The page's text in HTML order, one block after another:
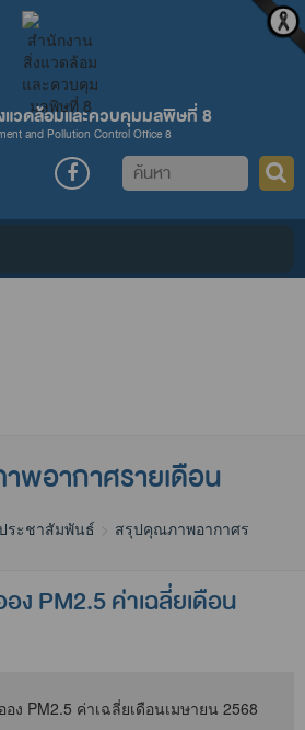
แวดล้อมและควบคุมมลพิษที่ 8
and Pollution Control Office 8
ค้นหา
พอากาศรายเดือน
ระชาสัมพันธ์ สรุปคุณภาพอากาศรายเดือน
PM2.5 ค่าเฉลี่ยเดือน